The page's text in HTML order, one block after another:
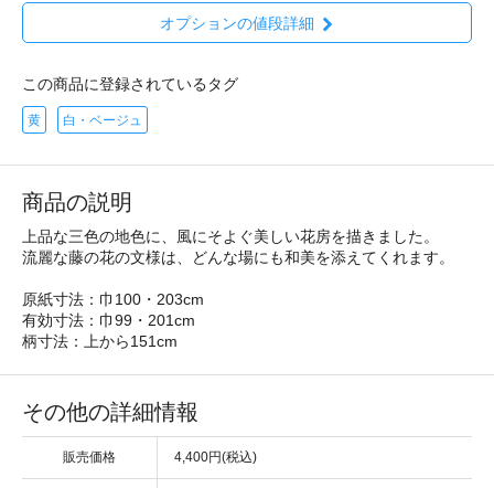
オプションの値段詳細
この商品に登録されているタグ
黄 白・ベージュ
商品の説明
上品な三色の地色に、風にそよぐ美しい花房を描きました。
流麗な藤の花の文様は、どんな場にも和美を添えてくれます。
原紙寸法：巾100・203cm
有効寸法：巾99・201cm
柄寸法：上から151cm
その他の詳細情報
販売価格 4,400円(税込)